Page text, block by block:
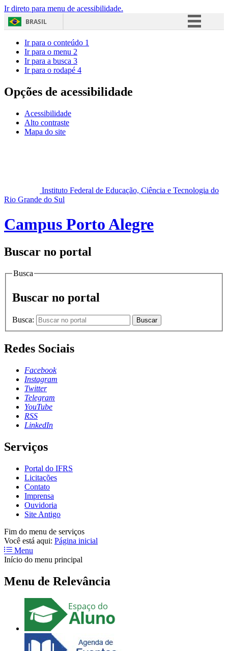
Ir direto para menu de acessibilidade.
BRASIL
Acesso à informação
Ir para o conteúdo 1
Ir para o menu 2
Ir para a busca 3
Ir para o rodapé 4
Opções de acessibilidade
Acessibilidade
Alto contraste
Mapa do site
Instituto Federal de Educação, Ciência e Tecnologia do
Rio Grande do Sul
Campus Porto Alegre
Buscar no portal
Busca
Buscar no portal
Busca: Buscar
Redes Sociais
Facebook
Instagram
Twitter
Telegram
YouTube
RSS
LinkedIn
Serviços
Portal do IFRS
Licitações
Contato
Imprensa
Ouvidoria
Site Antigo
Fim do menu de serviços
Você está aqui: Página inicial
Menu
Início do menu principal
Menu de Relevância